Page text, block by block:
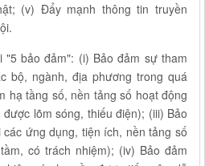
(v) Đẩy mạnh thông tin truyền
"5 bảo đảm": (i) Bảo đảm sự tham
bộ, ngành, địa phương trong quá
hạ tầng số, nền tảng số hoạt động
lõm sóng, thiếu điện); (iii) Bảo
ứng dụng, tiện ích, nền tảng số
có trách nhiệm); (iv) Bảo đảm